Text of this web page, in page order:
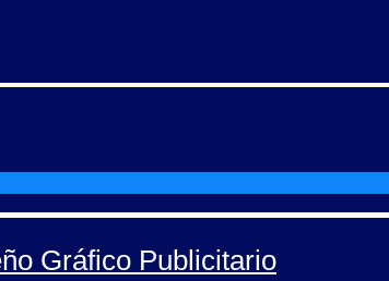
Gráfico Publicitario